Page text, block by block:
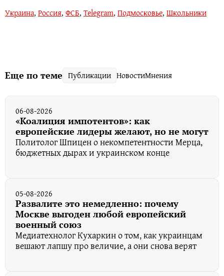
Украина, Россия, ФСБ, Telegram, Подмосковье, Школьники
Еще по теме Публикации НовостиМнения
06-08-2026
«Коалиция импотентов»: как
европейские лидеры желают, но не могут
Политолог Шпицен о некомпетентности Мерца,
бюджетных дырах и украинском конце
05-08-2026
Развалите это немедленно: почему
Москве выгоден любой европейский
военный союз
Медиатехнолог Кухаркин о том, как украинцам
вешают лапшу про величие, а они снова верят